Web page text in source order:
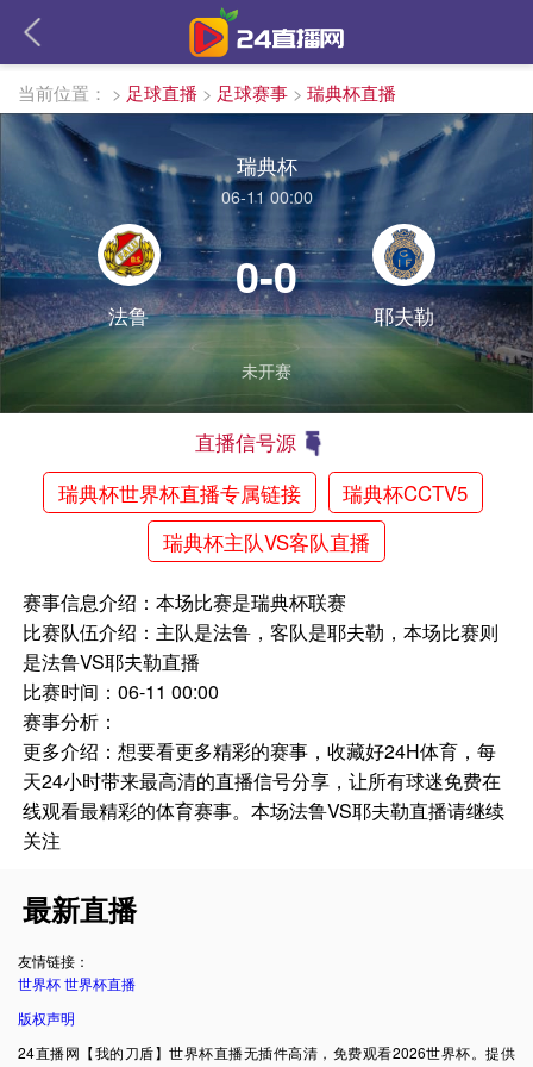
当前位置： > 足球直播 > 足球赛事 > 瑞典杯直播
瑞典杯
06-11 00:00
法鲁
0-0
耶夫勒
未开赛
直播信号源
瑞典杯世界杯直播专属链接
瑞典杯CCTV5
瑞典杯主队VS客队直播
赛事信息介绍：本场比赛是瑞典杯联赛
比赛队伍介绍：主队是法鲁，客队是耶夫勒，本场比赛则
是法鲁VS耶夫勒直播
比赛时间：06-11 00:00
赛事分析：
更多介绍：想要看更多精彩的赛事，收藏好24H体育，每
天24小时带来最高清的直播信号分享，让所有球迷免费在
线观看最精彩的体育赛事。本场法鲁VS耶夫勒直播请继续
关注
最新直播
友情链接：
世界杯世界杯直播
版权声明
24直播网【我的刀盾】世界杯直播无插件高清，免费观看2026世界杯。提供